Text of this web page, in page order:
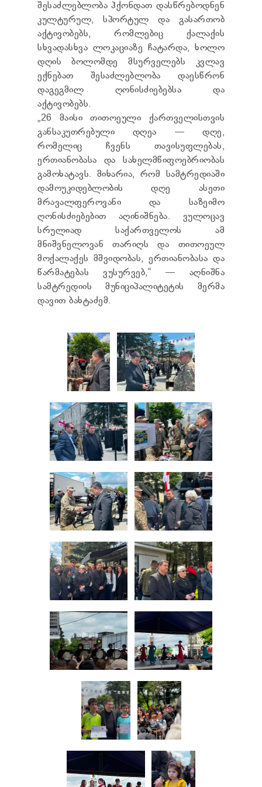
TENDERS
REPORT TO BE SUBMITTED TO PRESIDENT AND
PARLIAMENT
REQUEST OF PUBLIC INFORMATION
PERSONAL DATA PROTECTION OFFICER
LEGAL DECISIONS
APPEAL RULES
შესაძლებლობა ჰქონდათ დასწრებოდნენ
კულტურულ, სპორტულ და გასართობ
აქტივობებს, რომლებიც ქალაქის
სხვადასხვა ლოკაციაზე ჩატარდა, ხოლო
დღის ბოლომდე მსურველებს კვლავ
ექნებათ შესაძლებლობა დაესწრონ
დაგეგმილ ღონისძიებებსა და
აქტივობებს.
„26 მაისი თითოეული ქართველისთვის
განსაკუთრებული დღეა — დღე,
რომელიც ჩვენს თავისუფლებას,
ერთიანობასა და სახელმწიფოებრიობას
გამოხატავს. მიხარია, რომ სამტრედიაში
დამოუკიდებლობის დღე ასეთი
მრავალფეროვანი და საზეიმო
ღონისძიებებით აღინიშნება. ვულოცავ
სრულიად საქართველოს ამ
მნიშვნელოვან თარიღს და თითოეულ
მოქალაქეს მშვიდობას, ერთიანობასა და
წარმატებას ვუსურვებ,“ — აღნიშნა
სამტრედიის მუნიციპალიტეტის მერმა
დავით ბახტაძემ.